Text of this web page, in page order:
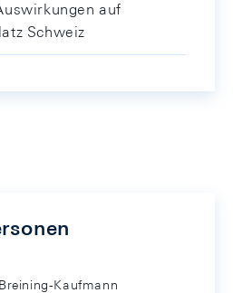
auf
Schweiz
Kaufmann